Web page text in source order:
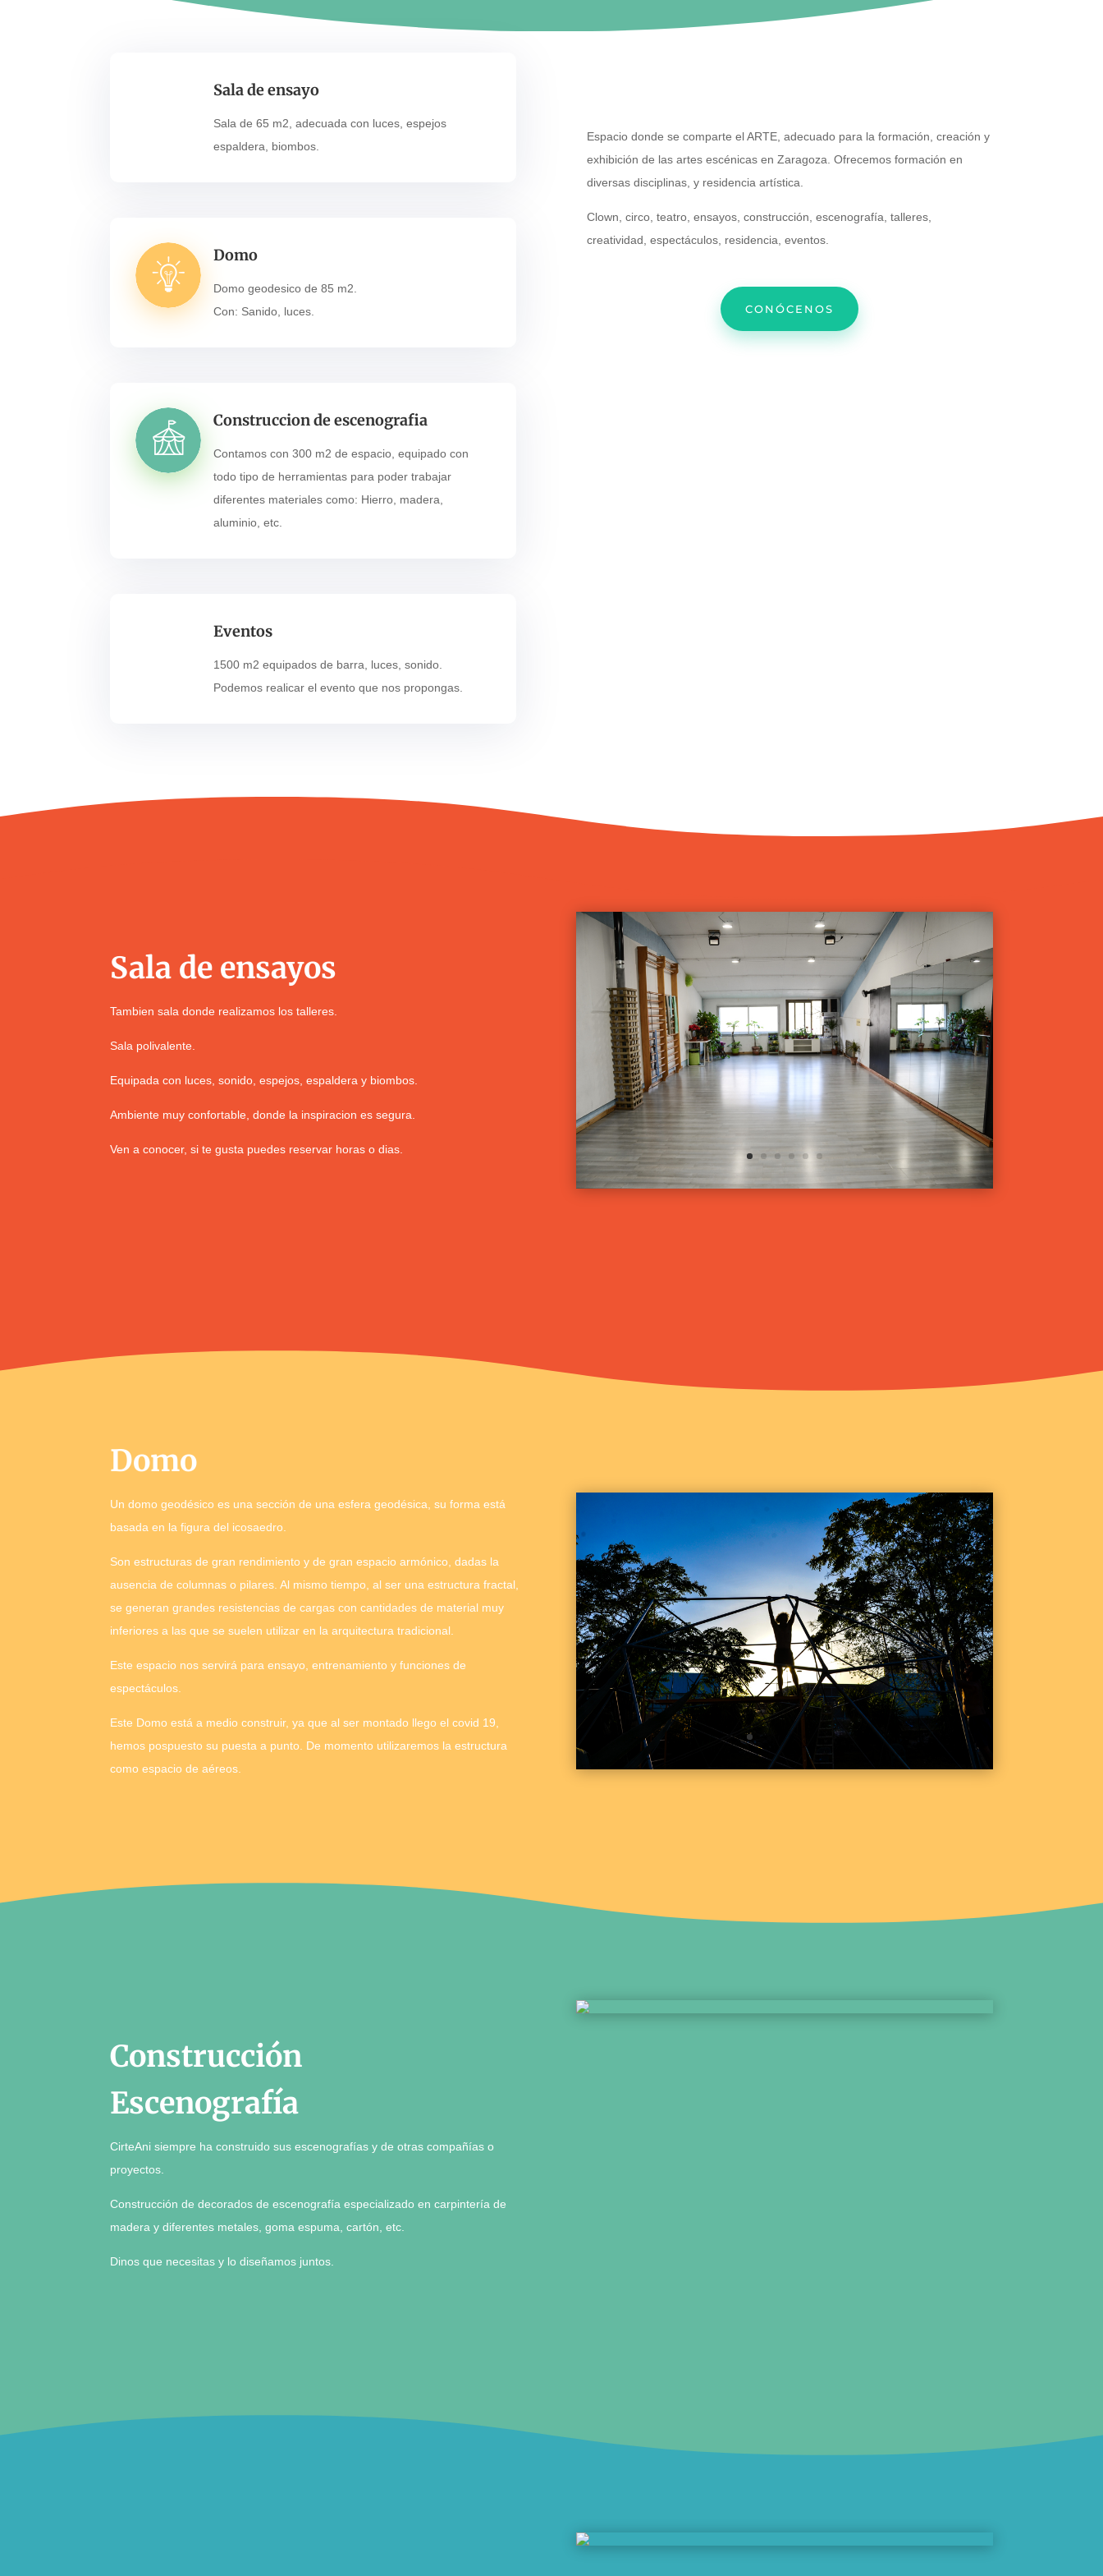
Sala de ensayo
Sala de 65 m2, adecuada con luces, espejos
espaldera, biombos.
Domo
Domo geodesico de 85 m2.
Con: Sanido, luces.
Construccion de escenografia
Contamos con 300 m2 de espacio, equipado con
todo tipo de herramientas para poder trabajar
diferentes materiales como: Hierro, madera,
aluminio, etc.
Eventos
1500 m2 equipados de barra, luces, sonido.
Podemos realicar el evento que nos propongas.
Espacio donde se comparte el ARTE, adecuado para la formación, creación y
exhibición de las artes escénicas en Zaragoza. Ofrecemos formación en
diversas disciplinas, y residencia artística.
Clown, circo, teatro, ensayos, construcción, escenografía, talleres,
creatividad, espectáculos, residencia, eventos.
CONÓCENOS
Sala de ensayos
Tambien sala donde realizamos los talleres.
Sala polivalente.
Equipada con luces, sonido, espejos, espaldera y biombos.
Ambiente muy confortable, donde la inspiracion es segura.
Ven a conocer, si te gusta puedes reservar horas o dias.
Domo
Un domo geodésico es una sección de una esfera geodésica, su forma está
basada en la figura del icosaedro.
Son estructuras de gran rendimiento y de gran espacio armónico, dadas la
ausencia de columnas o pilares. Al mismo tiempo, al ser una estructura fractal,
se generan grandes resistencias de cargas con cantidades de material muy
inferiores a las que se suelen utilizar en la arquitectura tradicional.
Este espacio nosservirá para ensayo, entrenamiento y funciones de
espectáculos.
Este Domo está a medio construir, ya que al ser montado llego elcovid 19,
hemos pospuesto su puesta a punto. De momento utilizaremos laestructura
como espacio de aéreos.
Construcción
Escenografía
CirteAni siempre ha construido sus escenografías y de otras compañías o
proyectos.
Construcción de decorados de escenografía especializado en carpintería de
madera y diferentes metales, goma espuma, cartón, etc.
Dinos que necesitas y lo diseñamos juntos.